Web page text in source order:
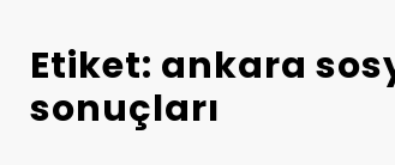
Etiket: ankara
sonuçları